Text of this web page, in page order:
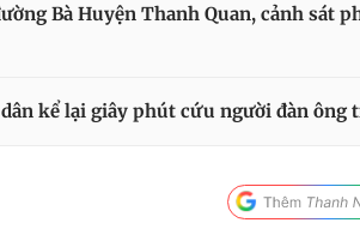
Bà Huyện Thanh Quan, cảnh sát
kể lại giây phút cứu người đàn ông